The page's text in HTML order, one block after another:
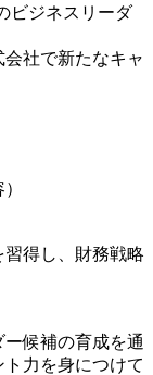
ビジネスリーダ
社で新たなキャ
得し、財務戦略
候補の育成を通
力を身につけて